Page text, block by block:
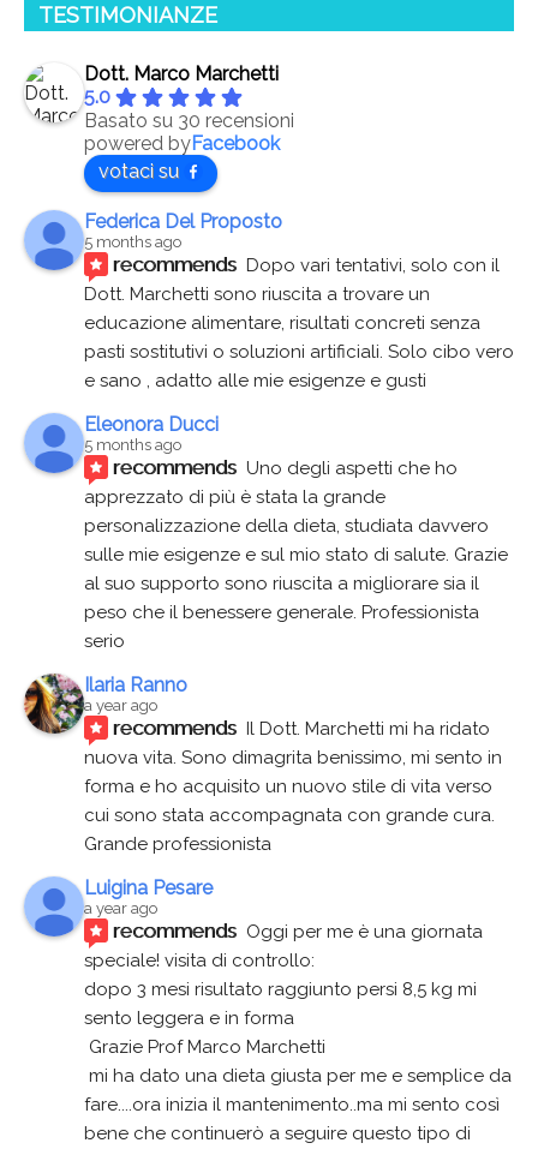
TESTIMONIANZE
Dott. Marco Marchetti
5.0
Basato su 30 recensioni
powered byFacebook
votaci su
Federica Del Proposto
5 months ago
recommends Dopo vari tentativi, solo con il
Dott. Marchetti sono riuscita a trovare un
educazione alimentare, risultati concreti senza
pasti sostitutivi o soluzioni artificiali. Solo cibo vero
e sano , adatto alle mie esigenze e gusti
Eleonora Ducci
5 months ago
recommends Uno degli aspetti che ho
apprezzato di più è stata la grande
personalizzazione della dieta, studiata davvero
sulle mie esigenze e sul mio stato di salute. Grazie
al suo supporto sono riuscita a migliorare sia il
peso che il benessere generale. Professionista
serio
Ilaria Ranno
a year ago
recommends Il Dott. Marchetti mi ha ridato
nuova vita. Sono dimagrita benissimo, mi sento in
forma e ho acquisito un nuovo stile di vita verso
cui sono stata accompagnata con grande cura.
Grande professionista
Luigina Pesare
a year ago
recommends Oggi per me è una giornata
speciale! visita di controllo:
dopo 3 mesi risultato raggiunto persi 8,5 kg mi
sento leggera e in forma
Grazie Prof Marco Marchetti
fare....ora inizia il mantenimento..ma mi sento così
bene che continuerò a seguire questo tipo di